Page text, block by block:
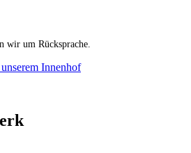
wir um Rücksprache.
Innenhof